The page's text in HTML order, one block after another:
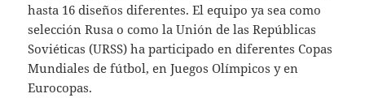
hasta 16 diseños diferentes. El equipo ya sea como
selección Rusa o como la Unión de las Repúblicas
Soviéticas (URSS) ha participado en diferentes Copas
Mundiales de fútbol, en Juegos Olímpicos y en
Eurocopas.